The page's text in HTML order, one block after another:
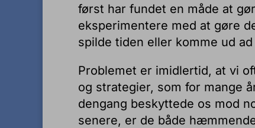
først har fundet en måde at
eksperimentere med at gøre
spilde tiden eller komme ud
Problemet er imidlertid, at vi
og strategier, som for mange
dengang beskyttede os mod
senere, er de både